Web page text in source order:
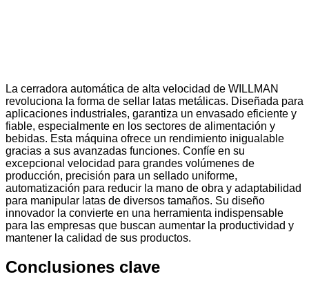
La cerradora automática de alta velocidad de WILLMAN
revoluciona la forma de sellar latas metálicas. Diseñada para
aplicaciones industriales, garantiza un envasado eficiente y
fiable, especialmente en los sectores de alimentación y
bebidas. Esta máquina ofrece un rendimiento inigualable
gracias a sus avanzadas funciones. Confíe en su
excepcional velocidad para grandes volúmenes de
producción, precisión para un sellado uniforme,
automatización para reducir la mano de obra y adaptabilidad
para manipular latas de diversos tamaños. Su diseño
innovador la convierte en una herramienta indispensable
para las empresas que buscan aumentar la productividad y
mantener la calidad de sus productos.
Conclusiones clave